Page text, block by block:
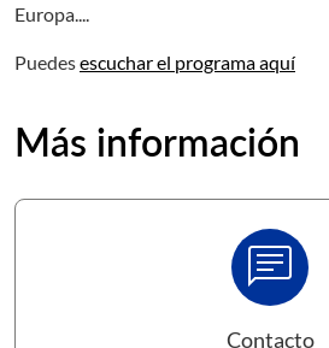
Europa....
Puedesescuchar el programa aquí
Más información
chat
Contacto